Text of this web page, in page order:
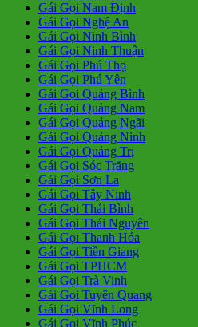
Gái Gọi Nam Định
Gái Gọi Nghệ An
Gái Gọi Ninh Bình
Gái Gọi Ninh Thuận
Gái Gọi Phú Thọ
Gái Gọi Phú Yên
Gái Gọi Quảng Bình
Gái Gọi Quảng Nam
Gái Gọi Quảng Ngãi
Gái Gọi Quảng Ninh
Gái Gọi Quảng Trị
Gái Gọi Sóc Trăng
Gái Gọi Sơn La
Gái Gọi Tây Ninh
Gái Gọi Thái Bình
Gái Gọi Thái Nguyên
Gái Gọi Thanh Hóa
Gái Gọi Tiền Giang
Gái Gọi TPHCM
Gái Gọi Trà Vinh
Gái Gọi Tuyên Quang
Gái Gọi Vĩnh Long
Gái Gọi Vĩnh Phúc